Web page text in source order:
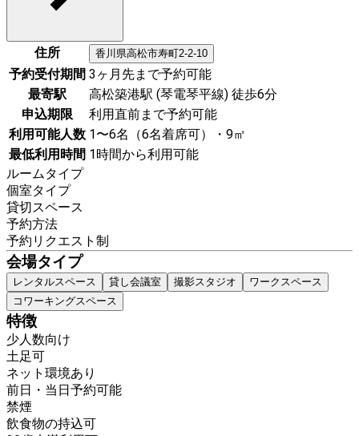
住所 香川県高松市寿町2-2-10
予約受付期間 3ヶ月先まで予約可能
最寄駅
高松築港駅 (琴電琴平線) 徒歩6分
申込期限
利用直前まで予約可能
利用可能人数 1〜6名（6名着席可）・9㎡
最低利用時間 1時間から利用可能
ルームタイプ
個室タイプ
貸切スペース
予約方法
予約リクエスト制
会場タイプ
レンタルスペース 貸し会議室 撮影スタジオ
ワークスペース
コワーキングスペース
特徴
少人数向け
土足可
ネット環境あり
前日・当日予約可能
禁煙
飲食物の持込可